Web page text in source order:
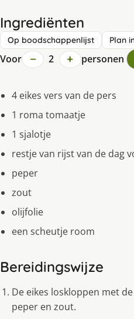
Ingrediënten
Op boodschappenlijst Plan
Voor − 2 + personen
4 eikes vers van de pers
1 roma tomaatje
1 sjalotje
restje van rijst van de dag
peper
zout
olijfolie
een scheutje room
Bereidingswijze
De eikes loskloppen met
peper en zout.